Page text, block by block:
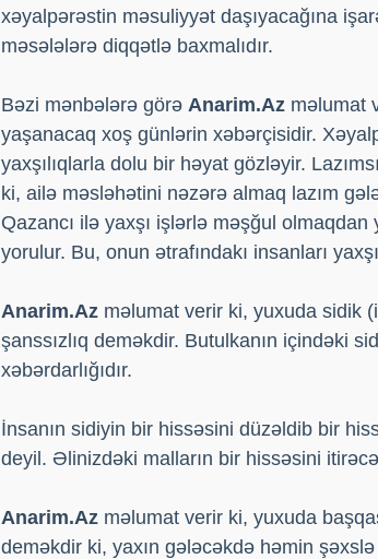
xəyalpərəstin məsuliyyət daşıyacağına
məsələlərə diqqətlə baxmalıdır.
Bəzi mənbələrə görə Anarim.Az məlumat
yaşanacaq xoş günlərin xəbərçisidir.
yaxşılıqlarla dolu bir həyat gözləyir.
ki, ailə məsləhətini nəzərə almaq lazım
Qazancı ilə yaxşı işlərlə məşğul
yorulur. Bu, onun ətrafındakı insanları
Anarim.Az məlumat verir ki, yuxuda sidik
şanssızlıq deməkdir. Butulkanın içindəki
xəbərdarlığıdır.
İnsanın sidiyin bir hissəsini düzəldib bir
deyil. Əlinizdəki malların bir hissəsini
Anarim.Az məlumat verir ki, yuxuda
deməkdir ki, yaxın gələcəkdə həmin